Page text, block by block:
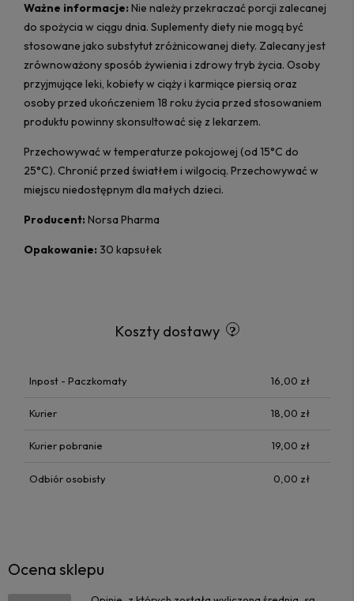
Ważne informacje: Nie należy przekraczać porcji zalecanej
do spożycia w ciągu dnia. Suplementy diety nie mogą być
stosowane jako substytut zróżnicowanej diety. Zalecany jest
zrównoważony sposób żywienia i zdrowy tryb życia. Osoby
przyjmujące leki, kobiety w ciąży i karmiące piersią oraz
osoby przed ukończeniem 18 roku życia przed stosowaniem
produktu powinny skonsultować się z lekarzem.
Przechowywać w temperaturze pokojowej (od 15°C do
25°C). Chronić przed światłem i wilgocią. Przechowywać w
miejscu niedostępnym dla małych dzieci.
Producent: Norsa Pharma
Opakowanie: 30 kapsułek
Koszty dostawy
Inpost - Paczkomaty 16,00 zł
Kurier 18,00 zł
Kurier pobranie 19,00 zł
Odbiór osobisty 0,00 zł
Ocena sklepu